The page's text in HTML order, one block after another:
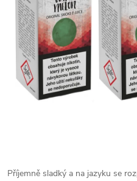
Příjemně sladký a na jazyku se